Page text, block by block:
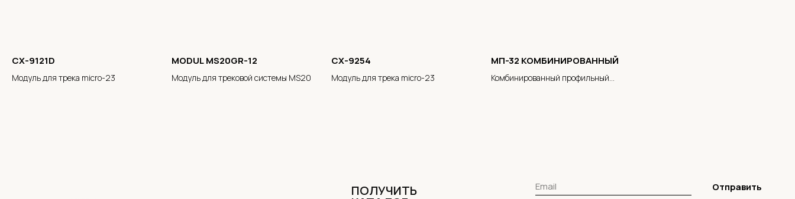
CX-9121D
Модуль для трека micro-23
MODUL MS20GR-12
Модуль для трековой системы MS20
CX-9254
Модуль для трека micro-23
МП-32 КОМБИНИРОВАННЫЙ
Комбинированный профильный
ПОЛУЧИТЬ Отправить